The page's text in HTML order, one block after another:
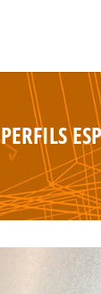
PERFILS